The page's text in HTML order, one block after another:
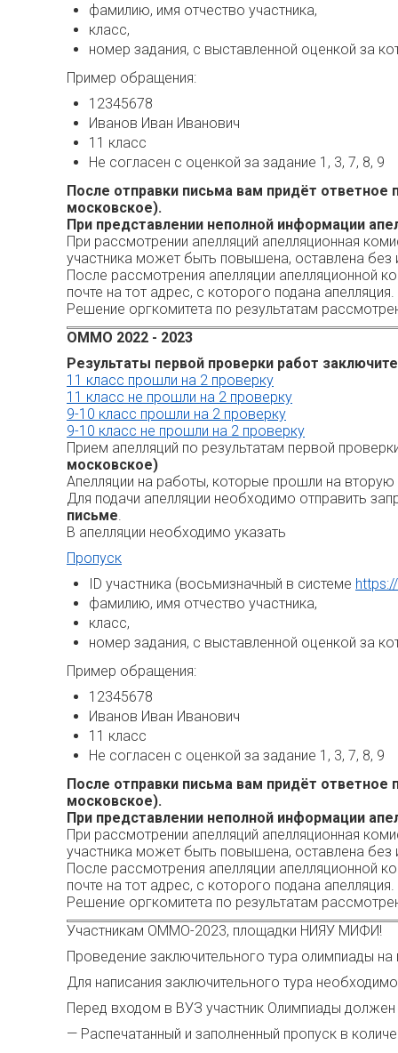
фамилию, имя отчество участника,
класс,
номер задания, с выставленной оценкой за
Пример обращения:
12345678
Иванов Иван Иванович
11 класс
Не согласен с оценкой за задание 1, 3, 7, 8, 9
После отправки письма вам придёт
московское).
При представлении неполной информации
При рассмотрении апелляций апелляционная
участника может быть повышена, оставлена
После рассмотрения апелляции апелляционной
почте на тот адрес, с которого подана
Решение оргкомитета по результатам
ОММО 2022 - 2023
Результаты первой проверки работ
11 класс прошли на 2 проверку
11 класс не прошли на 2 проверку
9-10 класс прошли на 2 проверку
9-10 класс не прошли на 2 проверку
Прием апелляций по результатам первой
московское)
Апелляции на работы, которые прошли на
Для подачи апелляции необходимо отправить
письме.
В апелляции необходимо указать
Пропуск
ID участника (восьмизначный в системе
фамилию, имя отчество участника,
класс,
номер задания, с выставленной оценкой за
Пример обращения:
12345678
Иванов Иван Иванович
11 класс
Не согласен с оценкой за задание 1, 3, 7, 8, 9
После отправки письма вам придёт
московское).
При представлении неполной информации
При рассмотрении апелляций апелляционная
участника может быть повышена, оставлена
После рассмотрения апелляции апелляционной
почте на тот адрес, с которого подана
Решение оргкомитета по результатам
Участникам ОММО-2023, площадки НИЯУ МИФИ!
Проведение заключительного тура олимпиады
Для написания заключительного тура
Перед входом в ВУЗ участник Олимпиады должен
— Распечатанный и заполненный пропуск в